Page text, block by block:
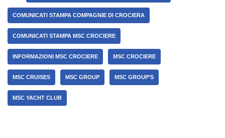
COMUNICATI STAMPA COMPAGNIE DI CROCIERA
COMUNICATI STAMPA MSC CROCIERE
INFORMAZIONI MSC CROCIERE MSC CROCIERE
MSC CRUISES MSC GROUP MSC GROUP’S
MSC YACHT CLUB